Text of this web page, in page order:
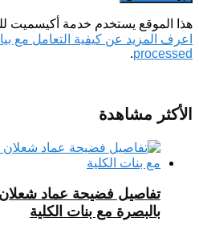
هذا الموقع يستخدم خدمة أكيسميت
اعرف المزيد عن كيفية التعامل مع
processed
.
الأكثر مشاهدة
تفاصيل فضيحة عماد
بالبصرة مع بنات الكلية